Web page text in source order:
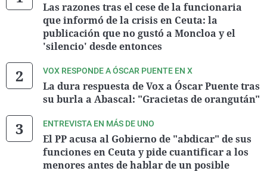
Las razones tras el cese de la funcionaria
que informó de la crisis en Ceuta: la
publicación que no gustó a Moncloa y el
'silencio' desde entonces
VOX RESPONDE A ÓSCAR PUENTE EN X
La dura respuesta de Vox a Óscar Puente tras
su burla a Abascal: "Gracietas de orangután"
ENTREVISTA EN MÁS DE UNO
El PP acusa al Gobierno de "abdicar" de sus
funciones en Ceuta y pide cuantificar a los
menores antes de hablar de un posible